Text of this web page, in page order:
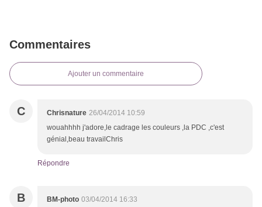
Commentaires
Ajouter un commentaire
C Chrisnature 26/04/2014 10:59
wouahhhh j'adore,le cadrage les couleurs ,la PDC ,c'est
génial,beau travailChris
Répondre
B BM-photo 03/04/2014 16:33